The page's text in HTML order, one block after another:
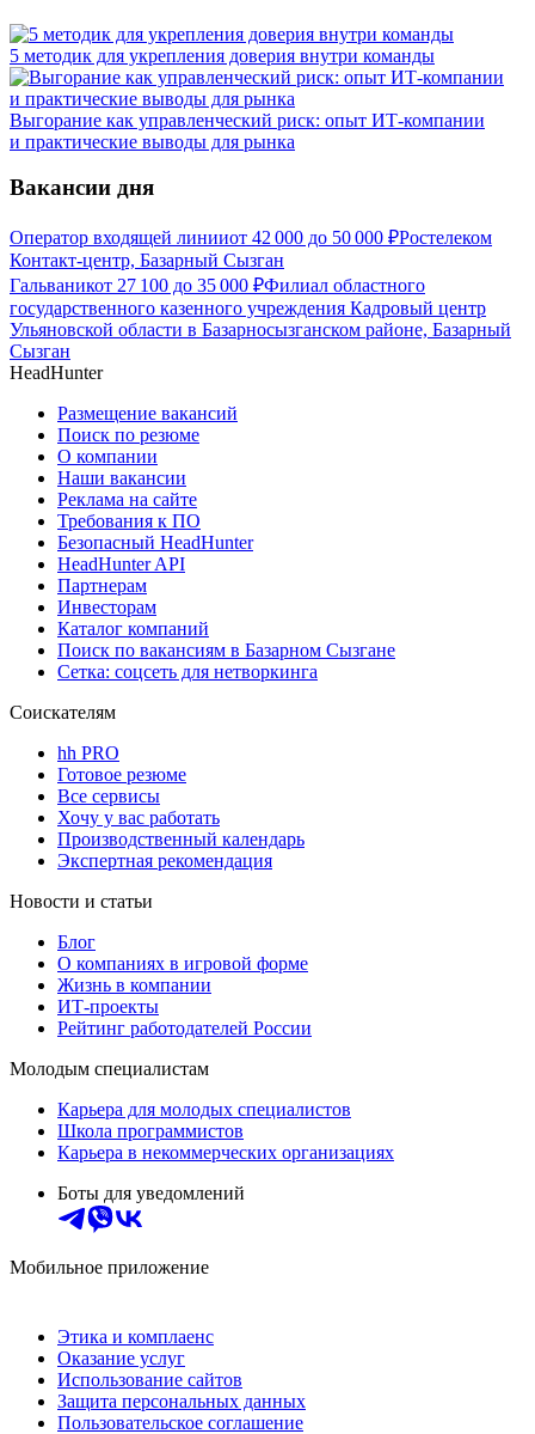
5 методик для укрепления доверия внутри команды
Выгорание как управленческий риск: опыт ИТ-компании
и практические выводы для рынка
Вакансии дня
Оператор входящей линииот 42 000 до 50 000 ₽Ростелеком
Контакт-центр, Базарный Сызган
Гальваникот 27 100 до 35 000 ₽Филиал областного
государственного казенного учреждения Кадровый центр
Ульяновской области в Базарносызганском районе, Базарный
Сызган
HeadHunter
Размещение вакансий
Поиск по резюме
О компании
Наши вакансии
Реклама на сайте
Требования к ПО
Безопасный HeadHunter
HeadHunter API
Партнерам
Инвесторам
Каталог компаний
Поиск по вакансиям в Базарном Сызгане
Сетка: соцсеть для нетворкинга
Соискателям
hh PRO
Готовое резюме
Все сервисы
Хочу у вас работать
Производственный календарь
Экспертная рекомендация
Новости и статьи
Блог
О компаниях в игровой форме
Жизнь в компании
ИТ-проекты
Рейтинг работодателей России
Молодым специалистам
Карьера для молодых специалистов
Школа программистов
Карьера в некоммерческих организациях
Боты для уведомлений
Мобильное приложение
Этика и комплаенс
Оказание услуг
Использование сайтов
Защита персональных данных
Пользовательское соглашение